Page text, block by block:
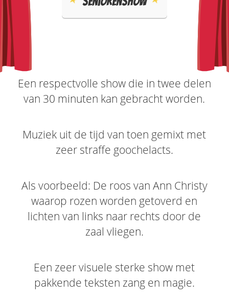
Een respectvolle show die in twee delen
van 30 minuten kan gebracht worden.
Muziek uit de tijd van toen gemixt met
zeer straffe goochelacts.
Als voorbeeld: De roos van Ann Christy
waarop rozen worden getoverd en
lichten van links naar rechts door de
zaal vliegen.
Een zeer visuele sterke show met
pakkende teksten zang en magie.